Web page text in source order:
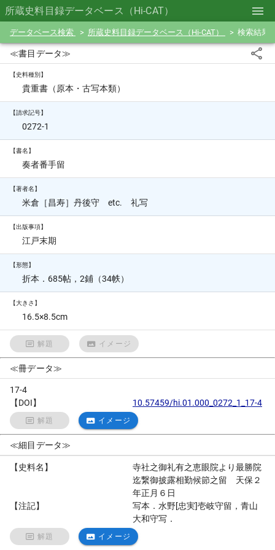
所蔵史料目録データベース（Hi-CAT）
データベース検索 所蔵史料目録データベース（Hi-CAT） 検索結果
≪書目データ≫
【史料種別】
貴重書（原本・古写本類）
【請求記号】
0272-1
【書名】
奏者番手留
【著者名】
米倉［昌寿］丹後守 etc. 礼写
【出版事項】
江戸末期
【形態】
折本．685帖，2鋪（34帙）
【大きさ】
16.5×8.5cm
解題 イメージ
≪冊データ≫
17-4
【DOI】
10.57459/hi.01.000_0272_1_17-4
解題 イメージ
≪細目データ≫
【史料名】
寺社之御礼有之恵眼院より最勝院
迄繋御披露相勤候節之留 天保２
年正月６日
【注記】
写本．水野[忠実]壱岐守留，青山
大和守写．
解題 イメージ